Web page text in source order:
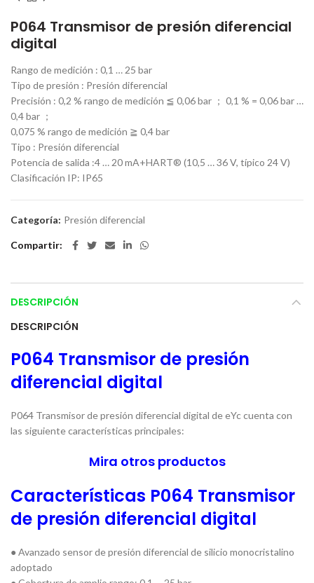
P064 Transmisor de presión diferencial
digital
Rango de medición : 0,1 … 25 bar
Tipo de presión : Presión diferencial
Precisión : 0,2 % rango de medición ≦ 0,06 bar ； 0,1 % = 0,06 bar …
0,4 bar ；
0,075 % rango de medición ≧ 0,4 bar
Tipo : Presión diferencial
Potencia de salida :4 … 20 mA+HART® (10,5 … 36 V, típico 24 V)
Clasificación IP: IP65
Categoría: Presión diferencial
Compartir
DESCRIPCIÓN
DESCRIPCIÓN
P064 Transmisor de presión
diferencial digital
P064 Transmisor de presión diferencial digital de eYc cuenta con
las siguiente características principales:
Mira otros productos
Características P064 Transmisor
de presión diferencial digital
● Avanzado sensor de presión diferencial de silicio monocristalino
adoptado